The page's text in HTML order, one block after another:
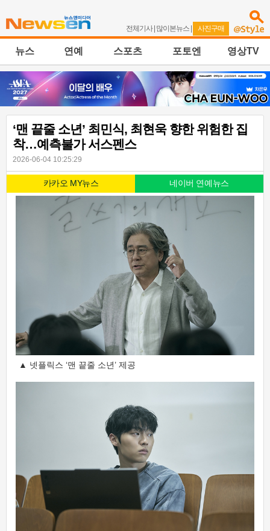
전체기사| 많이본뉴스 | 사진구매
뉴스 연예 스포츠 포토엔 영상TV
‘맨 끝줄 소년’ 최민식, 최현욱 향한 위험한 집
착…예측불가 서스펜스
2026-06-04 10:25:29
카카오 MY뉴스 네이버 연예뉴스
▲ 넷플릭스 ‘맨 끝줄 소년’ 제공